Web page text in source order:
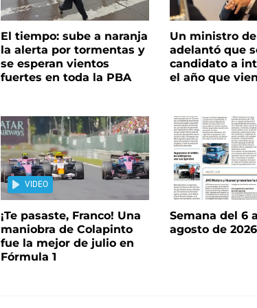
El tiempo: sube a naranja
la alerta por tormentas y
se esperan vientos
fuertes en toda la PBA
Un ministro
adelantó que
candidato a
el año que
VIDEO
¡Te pasaste, Franco! Una
maniobra de Colapinto
fue la mejor de julio en
Fórmula 1
Semana del 6
agosto de 2026